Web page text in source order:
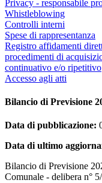
Privacy - responsabile
Whistleblowing
Controlli interni
Spese di rappresentanza
Registro affidamenti
procedimenti di
continuativo e/o ripetitivo
Accesso agli atti
Bilancio di Previsione
Data di pubblicazione:
Data di ultimo
Bilancio di Previsione
Comunale - delibera n°